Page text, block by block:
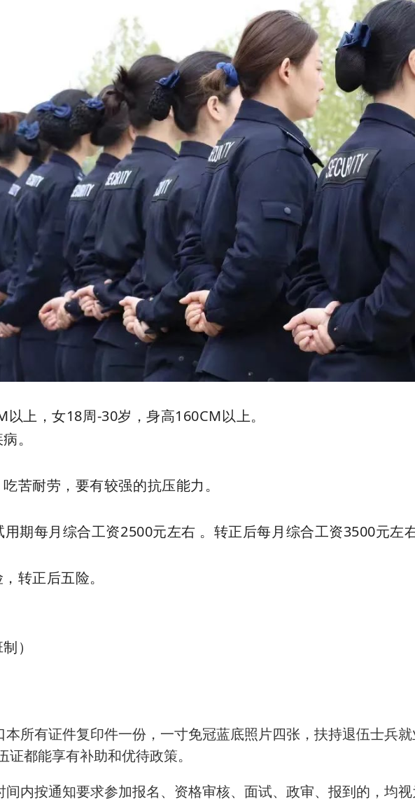
上，女18周-30岁，身高160CM以上。
。
苦耐劳，要有较强的抗压能力。
期每月综合工资2500元左右 。转正后每月综合工资3500元左
转正后五险。
）
本所有证件复印件一份，一寸免冠蓝底照片四张，扶持退伍士兵
证都能享有补助和优待政策。
间内按通知要求参加报名、资格审核、面试、政审、报到的，均